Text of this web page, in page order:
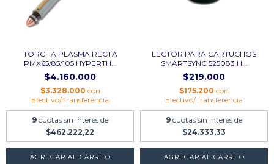
TORCHA PLASMA RECTA
PMX65/85/105 HYPERTH...
$4.160.000
$3.328.000 con
Efectivo/Transferencia
9 cuotas sin interés de
$462.222,22
AGREGAR AL CARRITO
LECTOR PARA CARTUCHOS
SMARTSYNC 525083 H...
$219.000
$175.200 con
Efectivo/Transferencia
9 cuotas sin interés de
$24.333,33